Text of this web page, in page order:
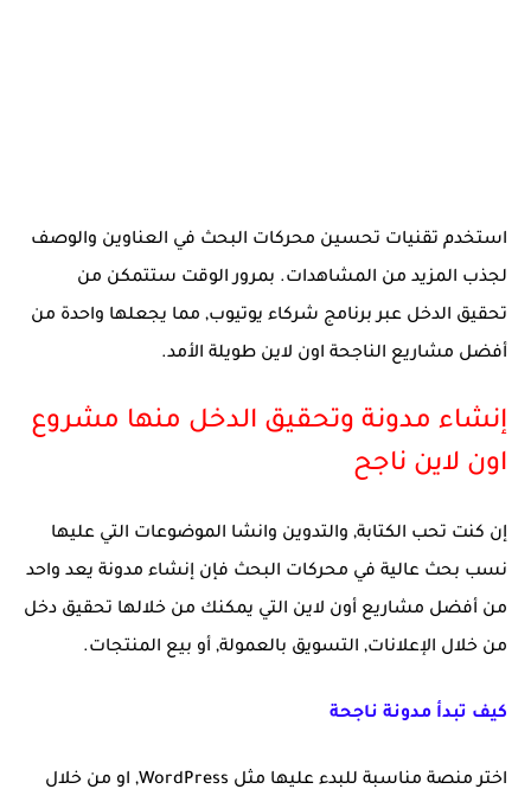
استخدم تقنيات تحسين محركات البحث في العناوين والوصف
لجذب المزيد من المشاهدات. بمرور الوقت ستتمكن من
تحقيق الدخل عبر برنامج شركاء يوتيوب, مما يجعلها واحدة من
أفضل مشاريع الناجحة اون لاين طويلة الأمد.
إنشاء مدونة وتحقيق الدخل منها مشروع
اون لاين ناجح
إن كنت تحب الكتابة, والتدوين وانشا الموضوعات التي عليها
نسب بحث عالية في محركات البحث فإن إنشاء مدونة يعد واحد
من أفضل مشاريع أون لاين التي يمكنك من خلالها تحقيق دخل
من خلال الإعلانات, التسويق بالعمولة, أو بيع المنتجات.
كيف تبدأ مدونة ناجحة
اختر منصة مناسبة للبدء عليها مثل WordPress, او من خلال